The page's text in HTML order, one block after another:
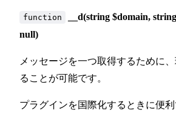
function
__d(string $domain,
null)
メッセージを一つ取得するために
ることが可能です。
プラグインを国際化するときに便